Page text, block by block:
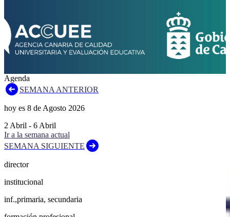
Agenda
SEMANA ANTERIOR
hoy es 8 de Agosto 2026
2 Abril - 6 Abril
Ir a la semana actual
SEMANA SIGUIENTE
director
institucional
inf.,primaria, secundaria